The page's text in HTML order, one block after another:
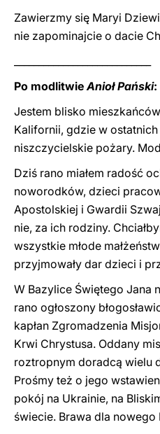
Zawierzmy się Maryi
nie zapominajcie o dacie
Po modlitwieAnioł Pański:
Jestem blisko
Kalifornii, gdzie w
niszczycielskie pożary.
Dziś rano miałem radość
noworodków, dzieci
Apostolskiej i Gwardii
nie, za ich rodziny.
wszystkie młode
przyjmowały dar dzieci i
W Bazylice Świętego Jana
rano ogłoszony
kapłan Zgromadzenia
Krwi Chrystusa. Oddany
roztropnym doradcą wielu
Prośmy też o jego
pokój na Ukrainie, na
świecie. Brawa dla nowego